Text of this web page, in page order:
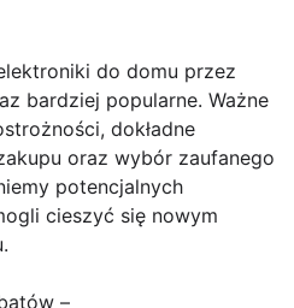
do domu przez
bardziej popularne. Ważne
dokładne
oraz wybór zaufanego
potencjalnych
cieszyć się nowym
–